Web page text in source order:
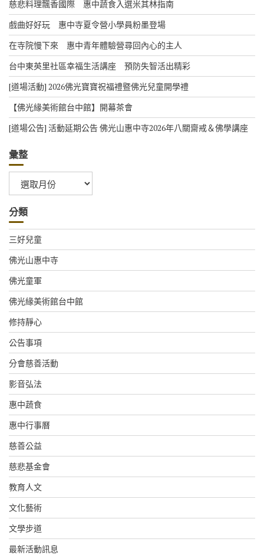
慈悲料理飄香國際 惠中蔬食入選米其林指南
戲曲好好玩 惠中寺夏令營小學員粉墨登場
在寺院慢下來 惠中青年體驗營尋回內心的主人
台中東英里社區幸福生活講座 預防失智活出精彩
[道場活動] 2026佛光寶寶祝福禮暨佛光兒童開學禮
【佛光緣美術館台中館】開幕茶會
[道場公告] 活動延期公告 佛光山惠中寺2026年八關齋戒＆佛學講座
彙整
整
分類
三好兒童
佛光山惠中寺
佛光童軍
佛光緣美術館台中館
修持靜心
公告事項
分會慈善活動
影音弘法
惠中蔬食
惠中行事曆
慈善公益
慈悲基金會
教育人文
文化藝術
文學步道
最新活動訊息